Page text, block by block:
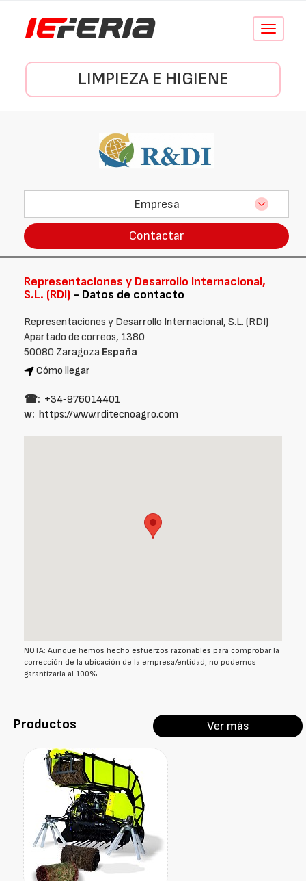
Conmutar
LIMPIEZA E HIGIENE
Empresa
Contactar
Representaciones y Desarrollo Internacional,
S.L. (RDI) - Datos de contacto
Representaciones y Desarrollo Internacional, S.L. (RDI)
Apartado de correos, 1380
50080 Zaragoza España
Cómo llegar
☎: +34‑976014401
w: https://www.rditecnoagro.com
NOTA: Aunque hemos hecho esfuerzos razonables para comprobar la
corrección de la ubicación de la empresa/entidad, no podemos
garantizarla al 100%
Productos Ver más